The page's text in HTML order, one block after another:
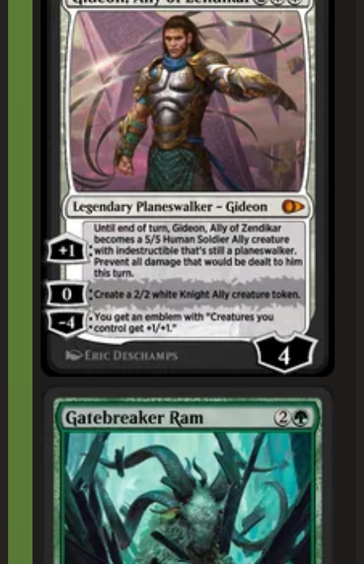
門(もん)破(やぶ)りの雄(お)羊(ひつじ)